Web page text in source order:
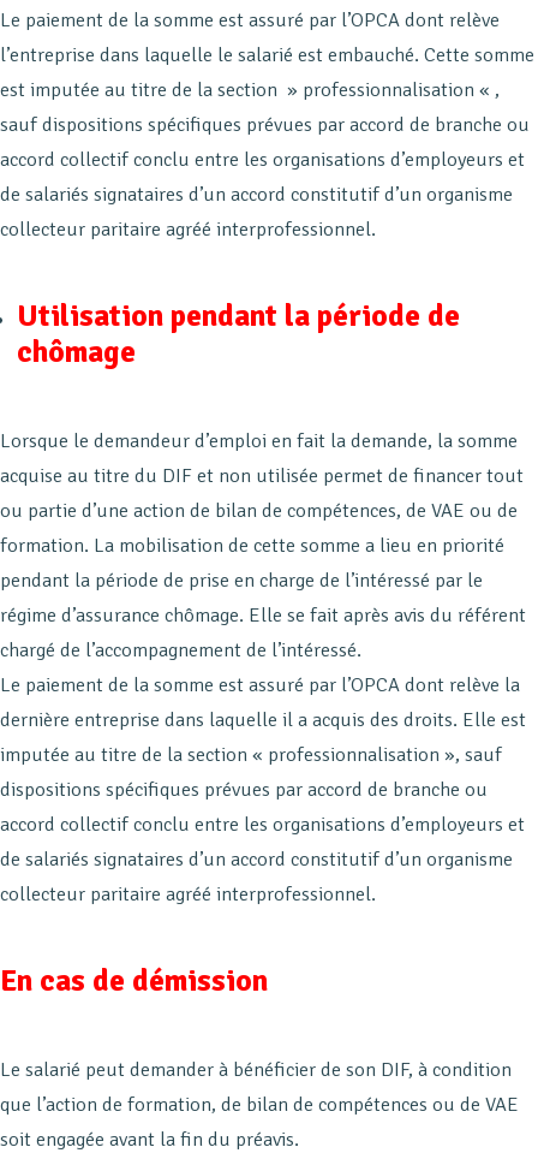
Le paiement de la somme est assuré par l’OPCA dont relève
l’entreprise dans laquelle le salarié est embauché. Cette somme
est imputée au titre de la section » professionnalisation « ,
sauf dispositions spécifiques prévues par accord de branche ou
accord collectif conclu entre les organisations d’employeurs et
de salariés signataires d’un accord constitutif d’un organisme
collecteur paritaire agréé interprofessionnel.
Utilisation pendant la période de
chômage
Lorsque le demandeur d’emploi en fait la demande, la somme
acquise au titre du DIF et non utilisée permet de financer tout
ou partie d’une action de bilan de compétences, de VAE ou de
formation. La mobilisation de cette somme a lieu en priorité
pendant la période de prise en charge de l’intéressé par le
régime d’assurance chômage. Elle se fait après avis du référent
chargé de l’accompagnement de l’intéressé.
Le paiement de la somme est assuré par l’OPCA dont relève la
dernière entreprise dans laquelle il a acquis des droits. Elle est
imputée au titre de la section « professionnalisation », sauf
dispositions spécifiques prévues par accord de branche ou
accord collectif conclu entre les organisations d’employeurs et
de salariés signataires d’un accord constitutif d’un organisme
collecteur paritaire agréé interprofessionnel.
En cas de démission
Le salarié peut demander à bénéficier de son DIF, à condition
que l’action de formation, de bilan de compétences ou de VAE
soit engagée avant la fin du préavis.